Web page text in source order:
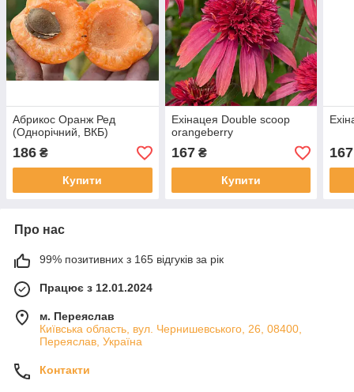
Абрикос Оранж Ред
(Однорічний, ВКБ)
186 ₴
Купити
Ехінацея Double scoop
orangeberry
167₴
Купити
167
Про нас
99% позитивних з 165 відгуків за рік
Працює з 12.01.2024
м. Переяслав
Київська область, вул. Чернишевського, 26, 08400,
Переяслав, Україна
Контакти